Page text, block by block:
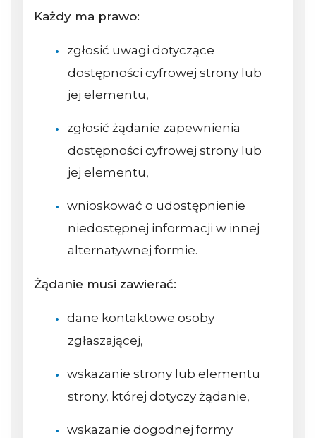
Każdy ma prawo:
zgłosić uwagi dotyczące
dostępności cyfrowej strony lub
jej elementu,
zgłosić żądanie zapewnienia
dostępności cyfrowej strony lub
jej elementu,
wnioskować o udostępnienie
niedostępnej informacji w innej
alternatywnej formie.
Żądanie musi zawierać:
dane kontaktowe osoby
zgłaszającej,
wskazanie strony lub elementu
strony, której dotyczy żądanie,
wskazanie dogodnej formy